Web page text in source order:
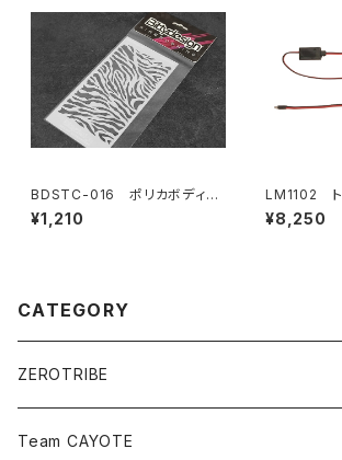
BDSTC-016 ポリカボディ塗
装用ステンシル 【Zebra】
¥1,210
LM1102 ト
ポーツ/プロ
¥8,250
CATEGORY
ZEROTRIBE
Zetricks（Spare & Optional）
Team CAYOTE